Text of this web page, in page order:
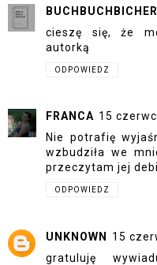
BUCHBUCHBICHER
cieszę się, że
autorką
ODPOWIEDZ
FRANCA 15
Nie potrafię
wzbudziła we
przeczytam jej
ODPOWIEDZ
UNKNOWN 15
gratuluję